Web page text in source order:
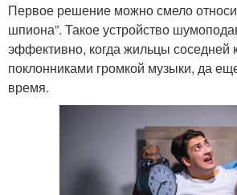
Первое решение можно смело
шпиона”. Такое устройство
эффективно, когда жильцы соседней
поклонниками громкой музыки, да
время.